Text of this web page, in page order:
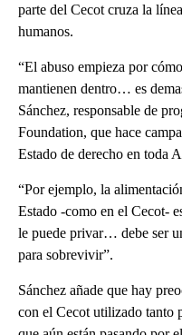
parte del Cecot cruza la
humanos.
“El abuso empieza por
mantienen dentro… es
Sánchez, responsable de
Foundation, que hace
Estado de derecho en toda
“Por ejemplo, la
Estado -como en el Cecot-
le puede privar… debe ser
para sobrevivir”.
Sánchez añade que hay
con el Cecot utilizado tanto